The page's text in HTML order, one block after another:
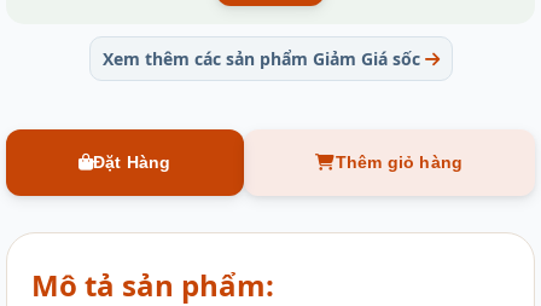
Xem thêm các sản phẩm Giảm Giá sốc
Đặt Hàng Thêm giỏ hàng
Mô tả sản phẩm: